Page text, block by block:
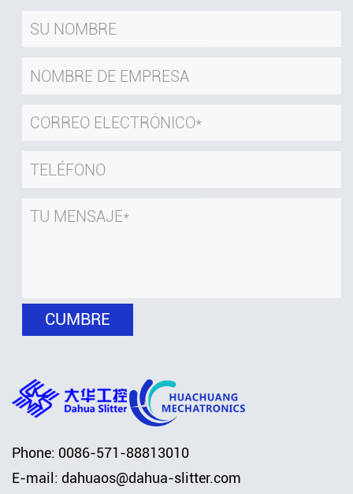
Phone: 0086-571-88813010
E-mail: dahuaos@dahua-slitter.com